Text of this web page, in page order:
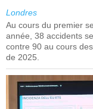
Londres
Au cours du premier
année, 38 accidents
contre 90 au cours
de 2025.